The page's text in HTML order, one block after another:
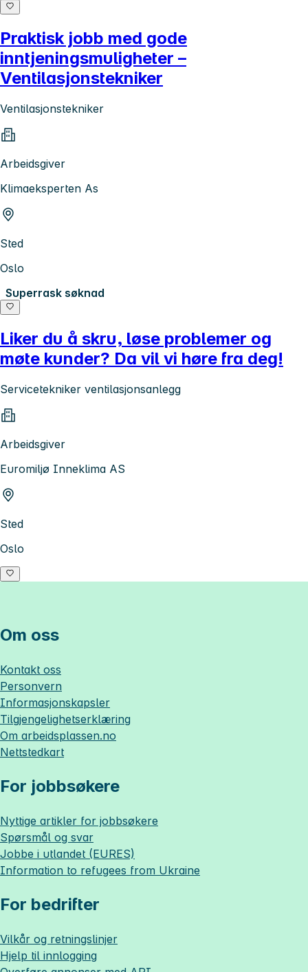
Praktisk jobb med gode
inntjeningsmuligheter –
Ventilasjonstekniker
Ventilasjonstekniker
Arbeidsgiver
Klimaeksperten As
Sted
Oslo
Superrask søknad
Liker du å skru, løse problemer og
møte kunder? Da vil vi høre fra deg!
Servicetekniker ventilasjonsanlegg
Arbeidsgiver
Euromiljø Inneklima AS
Sted
Oslo
Om oss
Kontakt oss
Personvern
Informasjonskapsler
Tilgjengelighetserklæring
Om arbeidsplassen.no
Nettstedkart
For jobbsøkere
Nyttige artikler for jobbsøkere
Spørsmål og svar
Jobbe i utlandet (EURES)
Information to refugees from Ukraine
For bedrifter
Vilkår og retningslinjer
Hjelp til innlogging